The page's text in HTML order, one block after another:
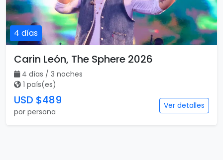
4 días
Carin León, The Sphere 2026
4 días / 3 noches
1 país(es)
USD $489
por persona
Ver detalles